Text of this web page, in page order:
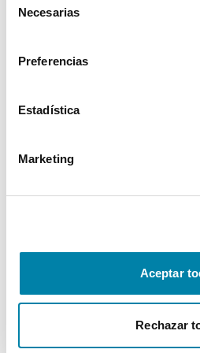
Necesarias
Preferencias
Estadística
Marketing
Aceptar
Rechazar
Seguridad
Multimedia
Confort
Más de 3.500